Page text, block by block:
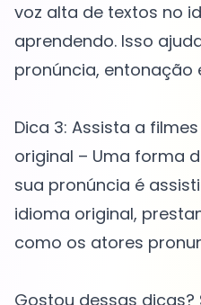
voz alta de textos no
aprendendo. Isso
pronúncia, entonação
Dica 3: Assista a
original – Uma forma
sua pronúncia é
idioma original,
como os atores
Gostou dessas dicas?